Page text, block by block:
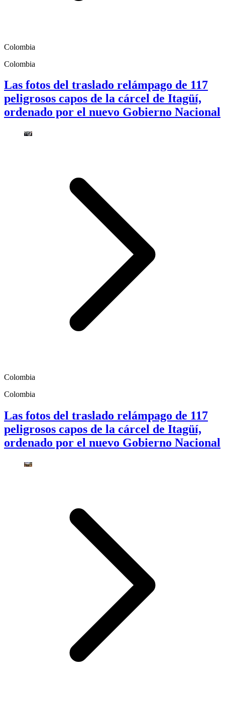
Colombia
Colombia
Las fotos del traslado relámpago de 117
peligrosos capos de la cárcel de Itagüí,
ordenado por el nuevo Gobierno Nacional
Colombia
Colombia
Las fotos del traslado relámpago de 117
peligrosos capos de la cárcel de Itagüí,
ordenado por el nuevo Gobierno Nacional